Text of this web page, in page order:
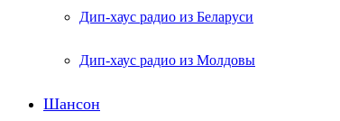
Дип-хаус радио из Беларуси
Дип-хаус радио из Молдовы
Шансон